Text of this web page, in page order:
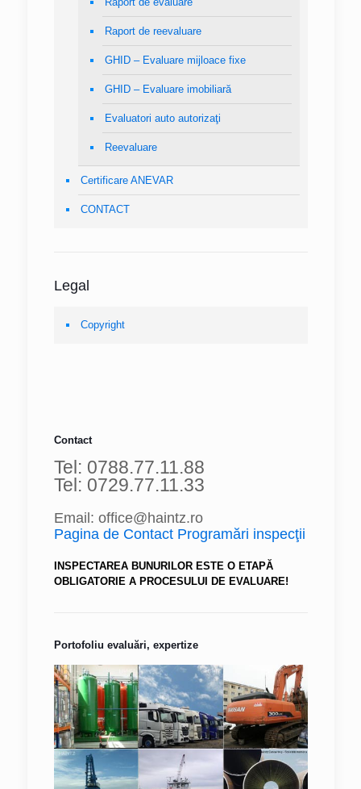
Raport de reevaluare
GHID – Evaluare mijloace fixe
GHID – Evaluare imobiliară
Evaluatori auto autorizaţi
Reevaluare
Certificare ANEVAR
CONTACT
Legal
Copyright
Contact
Tel: 0788.77.11.88
Tel: 0729.77.11.33
Email: office@haintz.ro
Pagina de Contact Programări inspecţii
INSPECTAREA BUNURILOR ESTE O ETAPĂ
OBLIGATORIE A PROCESULUI DE EVALUARE!
Portofoliu evaluări, expertize